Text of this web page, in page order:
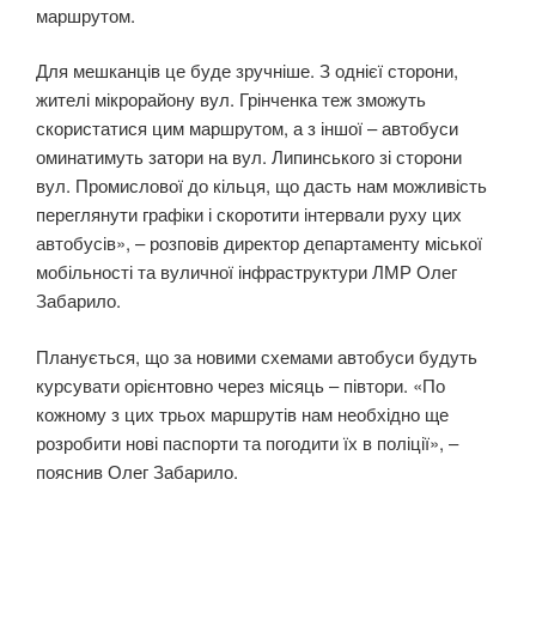
маршрутом.
Для мешканців це буде зручніше. З однієї сторони,
жителі мікрорайону вул. Грінченка теж зможуть
скористатися цим маршрутом, а з іншої – автобуси
оминатимуть затори на вул. Липинського зі сторони
вул. Промислової до кільця, що дасть нам можливість
переглянути графіки і скоротити інтервали руху цих
автобусів», – розповів директор департаменту міської
мобільності та вуличної інфраструктури ЛМР Олег
Забарило.
Планується, що за новими схемами автобуси будуть
курсувати орієнтовно через місяць – півтори. «По
кожному з цих трьох маршрутів нам необхідно ще
розробити нові паспорти та погодити їх в поліції», –
пояснив Олег Забарило.